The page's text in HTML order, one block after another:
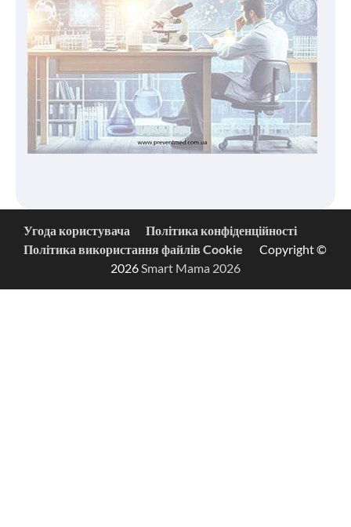
Угода користувача
Політика конфіденційності
Політика використання файлів Cookie
Copyright ©
2026Smart Mama 2026